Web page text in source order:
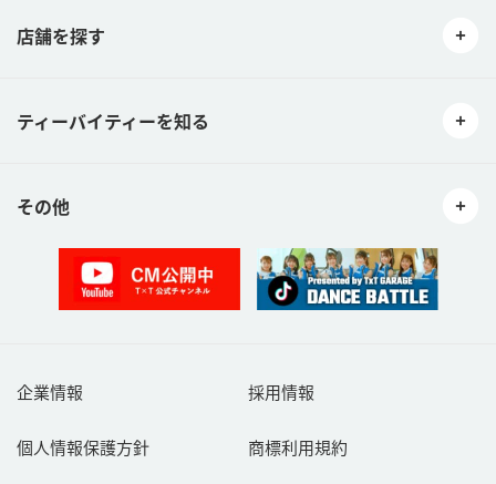
店舗を探す
ティーバイティーを知る
その他
企業情報 採用情報
個人情報保護方針 商標利用規約